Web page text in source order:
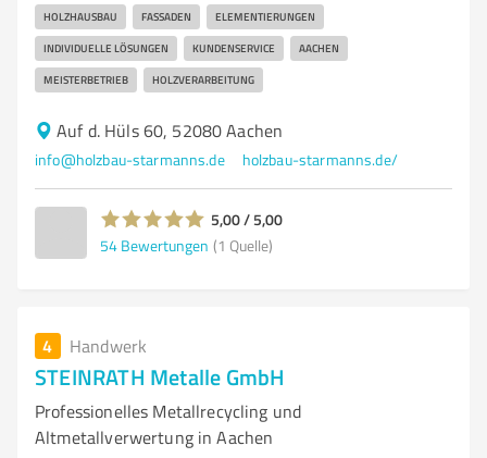
HOLZHAUSBAU FASSADEN ELEMENTIERUNGEN
INDIVIDUELLE LÖSUNGEN KUNDENSERVICE AACHEN
MEISTERBETRIEB HOLZVERARBEITUNG
Auf d. Hüls 60, 52080 Aachen
info@holzbau-starmanns.de holzbau-starmanns.de/
5,00 / 5,00
54 Bewertungen (1 Quelle)
4 Handwerk
STEINRATH Metalle GmbH
Professionelles Metallrecycling und
Altmetallverwertung in Aachen